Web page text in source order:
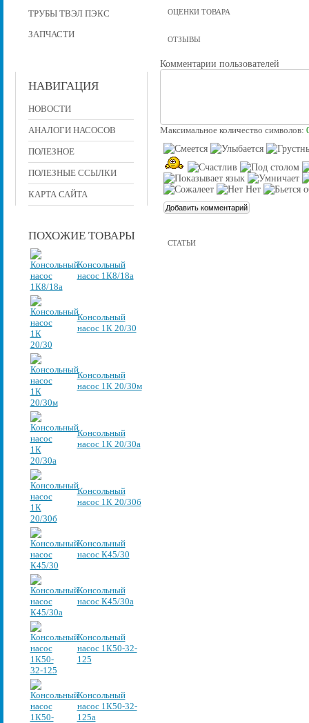
ТРУБЫ ТВЭЛ ПЭКС
ЗАПЧАСТИ
НАВИГАЦИЯ
НОВОСТИ
АНАЛОГИ НАСОСОВ
ПОЛЕЗНОЕ
ПОЛЕЗНЫЕ ССЫЛКИ
КАРТА САЙТА
ПОХОЖИЕ ТОВАРЫ
Консольный
насос 1К8/18а
Консольный
насос 1К 20/30
Консольный
насос 1К 20/30м
Консольный
насос 1К 20/30а
Консольный
насос 1К 20/30б
Консольный
насос К45/30
Консольный
насос К45/30а
Консольный
насос 1К50-32-
125
Консольный
насос 1К50-32-
125а
ОЦЕНКИ ТОВАРА
ОТЗЫВЫ
Комментарии пользователей
Максимальное количество символов:
СТАТЬИ